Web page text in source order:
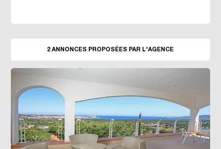
2 ANNONCES PROPOSÉES PAR L'AGENCE